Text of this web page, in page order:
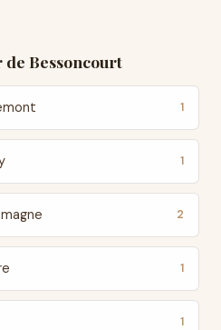
de Bessoncourt
1
1
2
1
1